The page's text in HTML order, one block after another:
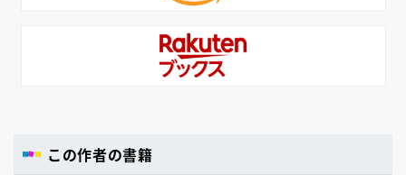
この作者の書籍